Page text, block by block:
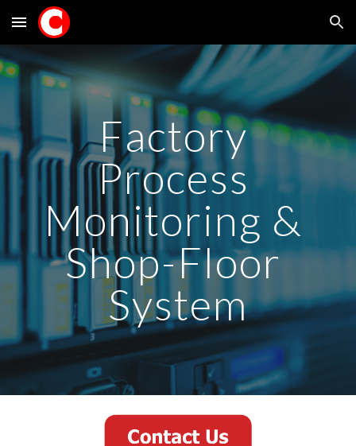
Skip to main content Skip to navigation
Factory
Process
Monitoring &
Shop-Floor
System